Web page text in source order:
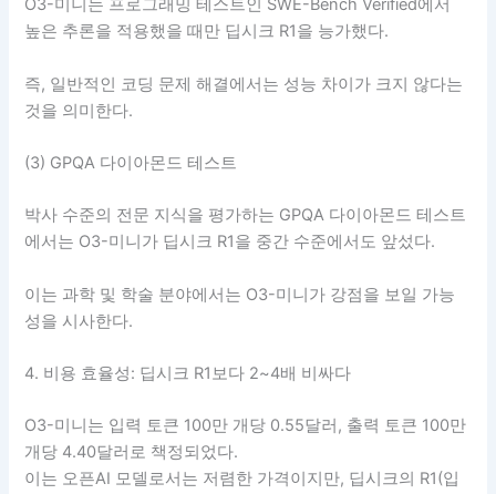
O3-미니는 프로그래밍 테스트인 SWE-Bench Verified에서
높은 추론을 적용했을 때만 딥시크 R1을 능가했다.
즉, 일반적인 코딩 문제 해결에서는 성능 차이가 크지 않다는
것을 의미한다.
(3) GPQA 다이아몬드 테스트
박사 수준의 전문 지식을 평가하는 GPQA 다이아몬드 테스트
에서는 O3-미니가 딥시크 R1을 중간 수준에서도 앞섰다.
이는 과학 및 학술 분야에서는 O3-미니가 강점을 보일 가능
성을 시사한다.
4. 비용 효율성: 딥시크 R1보다 2~4배 비싸다
O3-미니는 입력 토큰 100만 개당 0.55달러, 출력 토큰 100만
개당 4.40달러로 책정되었다.
이는 오픈AI 모델로서는 저렴한 가격이지만, 딥시크의 R1(입